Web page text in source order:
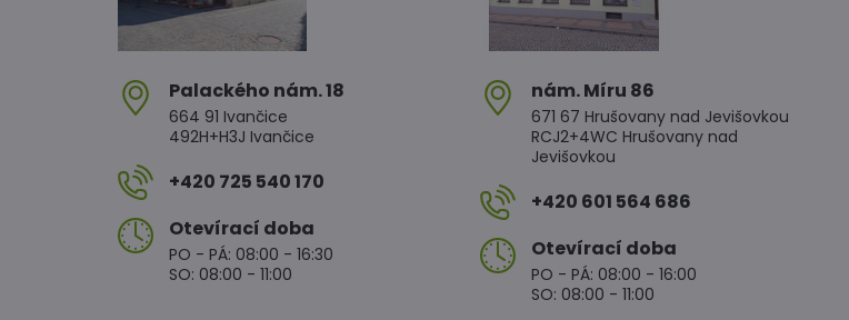
Palackého nám​. 18
664 91 Ivančice
492H+H3J Ivančice
+420 725 540 170
Otevírací doba
PO - PÁ: 08:00 - 16:30
SO: 08:00 - 11:00
nám​. Míru 86
671 67 Hrušovany nad Jevišovkou
RCJ2+4WC Hrušovany nad
Jevišovkou
+420 601 564 686
Otevírací doba
PO - PÁ: 08:00 - 16:00
SO: 08:00 - 11:00